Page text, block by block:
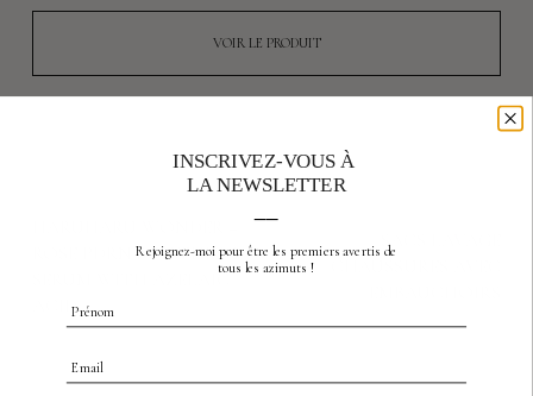
VOIR LE PRODUIT
ROSE PDRN SOOTHING
SERUM WITH AZELAIC
ACID
SACS LAVAGE
INSCRIVEZ-VOUS À
LA NEWSLETTER
Rejoignez-moi pour être les premiers avertisde
tous les azimuts !
Prénom
Email